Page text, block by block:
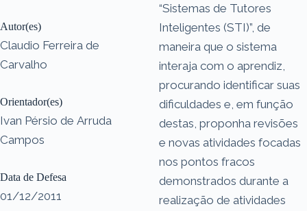
Autor(es)
Claudio Ferreira de
Carvalho
Orientador(es)
Ivan Pérsio de Arruda
Campos
Data de Defesa
01/12/2011
“Sistemas de Tutores
Inteligentes (STI)”, de
maneira que o sistema
interaja com o aprendiz,
procurando identificar suas
dificuldades e, em função
destas, proponha revisões
e novas atividades focadas
nos pontos fracos
demonstrados durante a
realização de atividades